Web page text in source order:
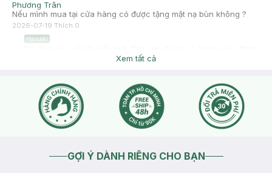
Phương Trân
Nếu mình mua tại cửa hàng có được tặng mặt nạ bùn không ?
2026-07-19 Thích 0
Hasaki
ạ, tuy nhiên do số lượng quà tặng có hạn và tùy vào lượng
2026-07-19Thích
Xem tất cả
GỢI Ý DÀNH RIÊNG CHO BẠN